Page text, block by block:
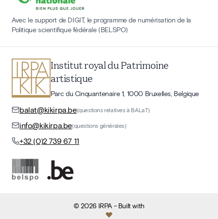
Avec le support de DIGIT, le programme de numérisation de la
Politique scientifique fédérale (BELSPO)
Institut royal du Patrimoine
artistique
Parc du Cinquantenaire 1, 1000 Bruxelles, Belgique
balat@kikirpa.be(questions relatives à BALaT)
info@kikirpa.be(questions générales)
+32 (0)2 739 67 11
©2026 IRPA- Built with